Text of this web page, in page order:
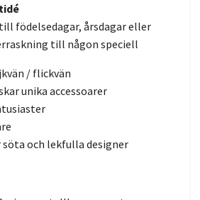
födelsedagar, årsdagar eller
till någon speciell
/ flickvän
unika accessoarer
söta och lekfulla designer